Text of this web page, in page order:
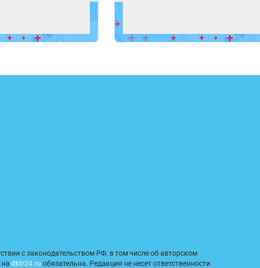
с законодательством РФ, в том числе об авторском
dktr24.ru обязательна. Редакция не несет ответственности